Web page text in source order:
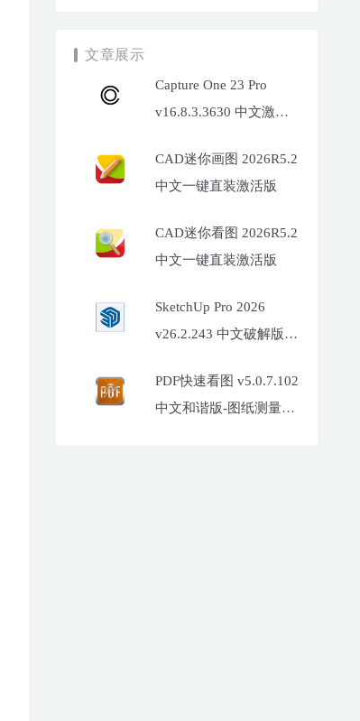
文章展示
Capture One 23 Pro
v16.8.3.3630 中文激活
CAD迷你画图 2026R5.2
中文一键直装激活版
CAD迷你看图 2026R5.2
中文一键直装激活版
SketchUp Pro 2026
v26.2.243 中文破解版
PDF快速看图 v5.0.7.102
中文和谐版-图纸测量标